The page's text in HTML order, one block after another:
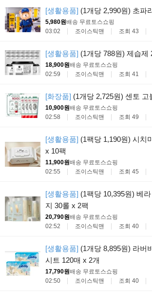
[생활용품] (1개당 2,990원) 초파
5,980원배송 무료토스쇼핑
03:02
조이스틱맨 조회 43
[생활용품] (1개당 788원) 제습제
18,900원배송 무료토스쇼핑
02:59
조이스틱맨 조회 41
[화장품] (1개당 2,725원) 센토 고
10,900원배송 무료토스쇼핑
02:58
조이스틱맨 조회 49
[생활용품] (1팩당 1,190원) 시치
x 10팩
11,900원배송 무료토스쇼핑
02:55
조이스틱맨 조회 45
[생활용품] (1팩당 10,395원) 베
지 30롤 x 2팩
20,790원배송 무료토스쇼핑
02:52
조이스틱맨 조회 40
[생활용품] (1개당 8,895원) 라버
시트 120매 x 2개
17,790원배송 무료토스쇼핑
02:50
조이스틱맨 조회 40